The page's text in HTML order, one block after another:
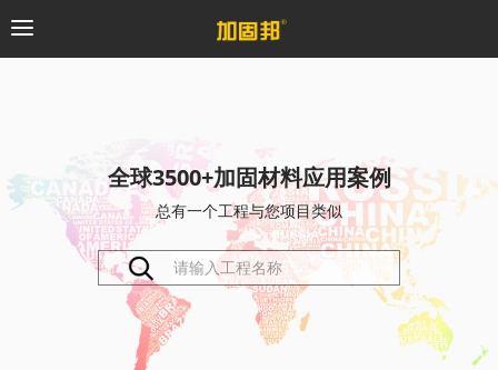
粘钢加固系统
预应力系统
全球3500+加固材料应用案例
总有一个工程与您项目类似